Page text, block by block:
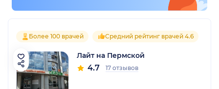
Более 100 врачей Средний рейтинг врачей 4.6
Лайт на Пермской
4.7 17 отзывов